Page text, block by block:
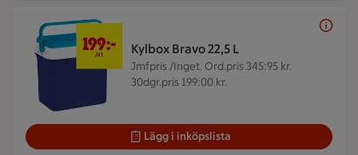
Kylbox Bravo 22,5 L
Jmfpris /Inget. Ord.pris 345:95 kr.
30dgr.pris 199:00 kr.
199 kr/st
199:-
/st
Lägg i inköpslista